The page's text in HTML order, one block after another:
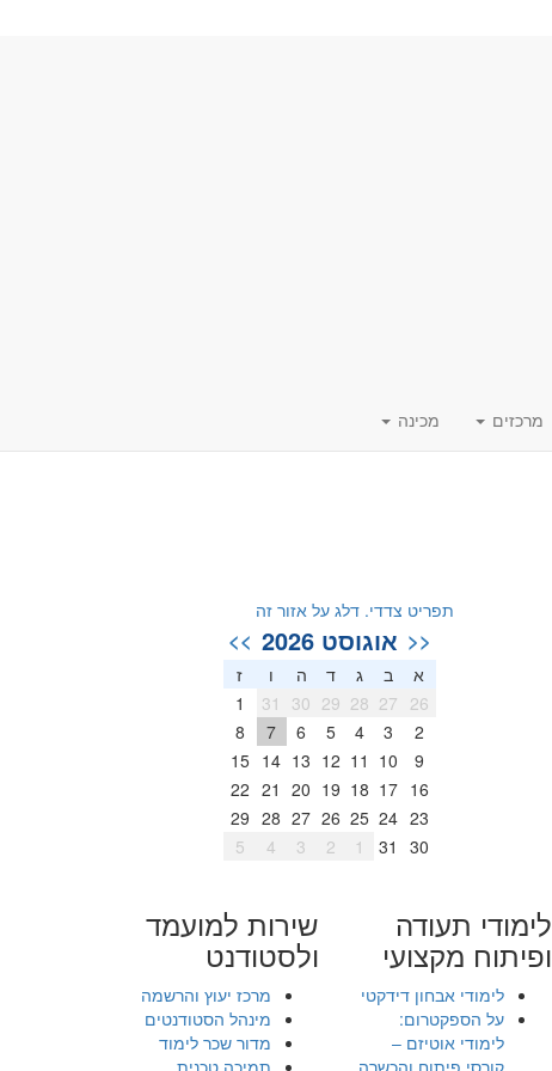
מרכזים מכינה
תפריט צדדי. דלג על אזור זה
<< אוגוסט 2026 >>
א ב ג ד ה ו
ז
26
27
28
29
30
31
1
2
3
4
5
6
7
8
9
10
11
12
13
14
15
16
17
18
19
20
21
22
23
24
25
26
27
28
29
30
31
1
2
3
4
5
לימודי תעודה
ופיתוח מקצועי
לימודי אבחון דידקטי
על הספקטרום:
לימודי אוטיזם –
שירות למועמד
ולסטודנט
מרכז יעוץ והרשמה
מינהל הסטודנטים
מדור שכר לימוד